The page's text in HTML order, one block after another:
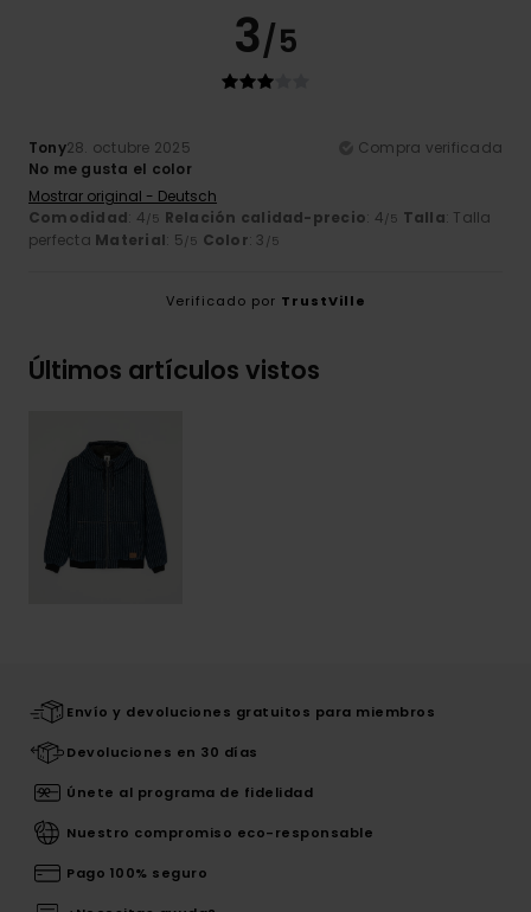
3/5
Tony28. octubre 2025
Compra verificada
No me gusta el color
Mostrar original - Deutsch
Comodidad: 4/5 Relación calidad-precio: 4/5 Talla: Talla
perfecta Material: 5/5 Color: 3 /5
Verificado por TrustVille
Últimos artículos vistos
Envío y devoluciones gratuitos para miembros
Devoluciones en 30 días
Únete al programa de fidelidad
Nuestro compromiso eco-responsable
Pago 100% seguro